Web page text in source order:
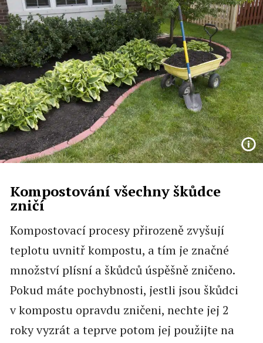
Kompostování všechny škůdce
zničí
Kompostovací procesy přirozeně zvyšují
teplotu uvnitř kompostu, a tím je značné
množství plísní a škůdců úspěšně zničeno.
Pokud máte pochybnosti, jestli jsou škůdci
v kompostu opravdu zničeni, nechte jej 2
roky vyzrát a teprve potom jej použijte na